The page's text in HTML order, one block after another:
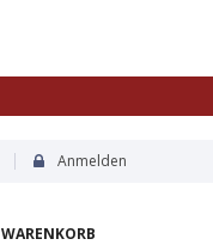
Anmelden
WARENKORB